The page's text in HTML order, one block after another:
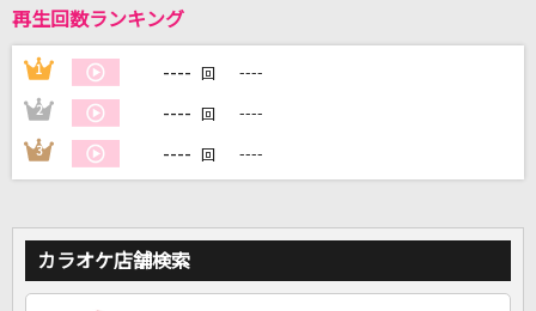
DAMに会員登録・ログインして
家族や友達と一緒に！練習にも！
再生回数ランキング
1 ---- 回 ----
2 ---- 回 ----
3 ---- 回 ----
カラオケ店舗検索